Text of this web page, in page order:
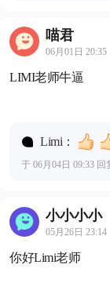
喵君
06月01日 20:35
LIMI老师牛逼
Limi：
于 06月04日 09:33 回
小小小小
05月26日 23:14
你好Limi老师